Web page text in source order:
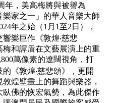
年，美高梅將與被譽為
樂家之一」的華人音樂大師
年之始（1月1至2日），
樂巨作《敦煌‧慈悲
和譚盾在文藝展演上的重
萬像素的遼闊視角，打
《敦煌‧慈悲頌》，更開
煌壁畫上的舞蹈與樂器，
佛的恢宏氣勢，為此傑作